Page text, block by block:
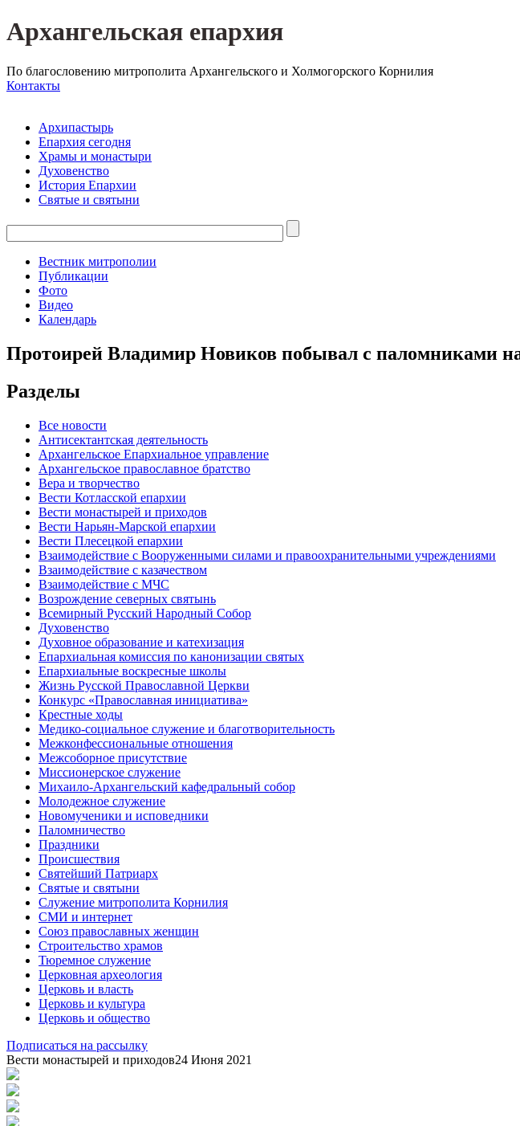
Архангельская епархия
По благословению митрополита Архангельского и Холмогорского Корнилия
Контакты
Архипастырь
Епархия сегодня
Храмы и монастыри
Духовенство
История Епархии
Святые и святыни
Вестник митрополии
Публикации
Фото
Видео
Календарь
Протоирей Владимир Новиков побывал с паломниками
Разделы
Все новости
Антисектантская деятельность
Архангельское Епархиальное управление
Архангельское православное братство
Вера и творчество
Вести Котласской епархии
Вести монастырей и приходов
Вести Нарьян-Марской епархии
Вести Плесецкой епархии
Взаимодействие с Вооруженными силами и правоохранительными учреждениями
Взаимодействие с казачеством
Взаимодействие с МЧС
Возрождение северных святынь
Всемирный Русский Народный Собор
Духовенство
Духовное образование и катехизация
Епархиальная комиссия по канонизации святых
Епархиальные воскресные школы
Жизнь Русской Православной Церкви
Конкурс «Православная инициатива»
Крестные ходы
Медико-социальное служение и благотворительность
Межконфессиональные отношения
Межсоборное присутствие
Миссионерское служение
Михаило-Архангельский кафедральный собор
Молодежное служение
Новомученики и исповедники
Паломничество
Праздники
Происшествия
Святейший Патриарх
Святые и святыни
Служение митрополита Корнилия
СМИ и интернет
Союз православных женщин
Строительство храмов
Тюремное служение
Церковная археология
Церковь и власть
Церковь и культура
Церковь и общество
Подписаться на рассылку
Вести монастырей и приходов24 Июня 2021